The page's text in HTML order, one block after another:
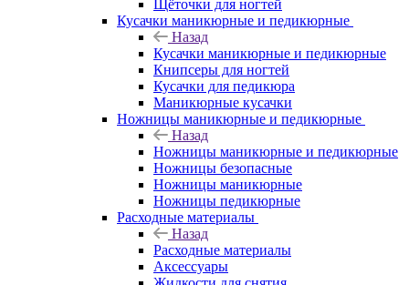
Щёточки для ногтей
Кусачки маникюрные и педикюрные
Назад
Кусачки маникюрные и педикюрные
Книпсеры для ногтей
Кусачки для педикюра
Маникюрные кусачки
Ножницы маникюрные и педикюрные
Назад
Ножницы маникюрные и педикюрные
Ножницы безопасные
Ножницы маникюрные
Ножницы педикюрные
Расходные материалы
Назад
Расходные материалы
Аксессуары